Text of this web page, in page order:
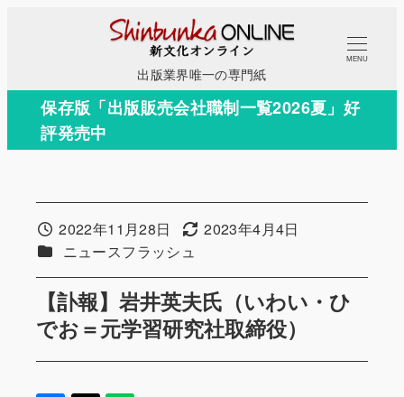
コ
テ
出版業界唯一の専門紙
MENU
保存版「出版販売会社職制一覧2026夏」好
評発売中
【訃報】岩井英夫氏（いわい・ひ
でお＝元学習研究社取締役）
投稿日2022年11月28日 更新日2023年4月4日
カテゴリー
ニュースフラッシュ